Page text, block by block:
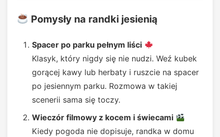
Pomysły na randki jesienią
Spacer po parku pełnym liści
Klasyk, który nigdy się nie nudzi. Weź kubek
gorącej kawy lub herbaty i ruszcie na spacer
po jesiennym parku. Rozmowa w takiej
scenerii sama się toczy.
Wieczór filmowy z kocem i świecami
Kiedy pogoda nie dopisuje, randka w domu